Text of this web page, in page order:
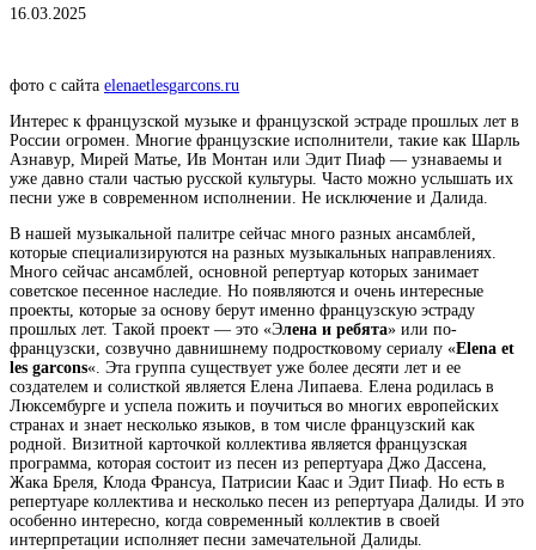
16.03.2025
фото с сайта elenaetlesgarcons.ru
Интерес к французской музыке и французской эстраде прошлых лет в
России огромен. Многие французские исполнители, такие как Шарль
Азнавур, Мирей Матье, Ив Монтан или Эдит Пиаф — узнаваемы и
уже давно стали частью русской культуры. Часто можно услышать их
песни уже в современном исполнении. Не исключение и Далида.
В нашей музыкальной палитре сейчас много разных ансамблей,
которые специализируются на разных музыкальных направлениях.
Много сейчас ансамблей, основной репертуар которых занимает
советское песенное наследие. Но появляются и очень интересные
проекты, которые за основу берут именно французскую эстраду
прошлых лет. Такой проект — это «Элена и ребята» или по-
французски, созвучно давнишнему подростковому сериалу «Elena et
les garcons«. Эта группа существует уже более десяти лет и ее
создателем и солисткой является Елена Липаева. Елена родилась в
Люксембурге и успела пожить и поучиться во многих европейских
странах и знает несколько языков, в том числе французский как
родной. Визитной карточкой коллектива является французская
программа, которая состоит из песен из репертуара Джо Дассена,
Жака Бреля, Клода Франсуа, Патрисии Каас и Эдит Пиаф. Но есть в
репертуаре коллектива и несколько песен из репертуара Далиды. И это
особенно интересно, когда современный коллектив в своей
интерпретации исполняет песни замечательной Далиды.